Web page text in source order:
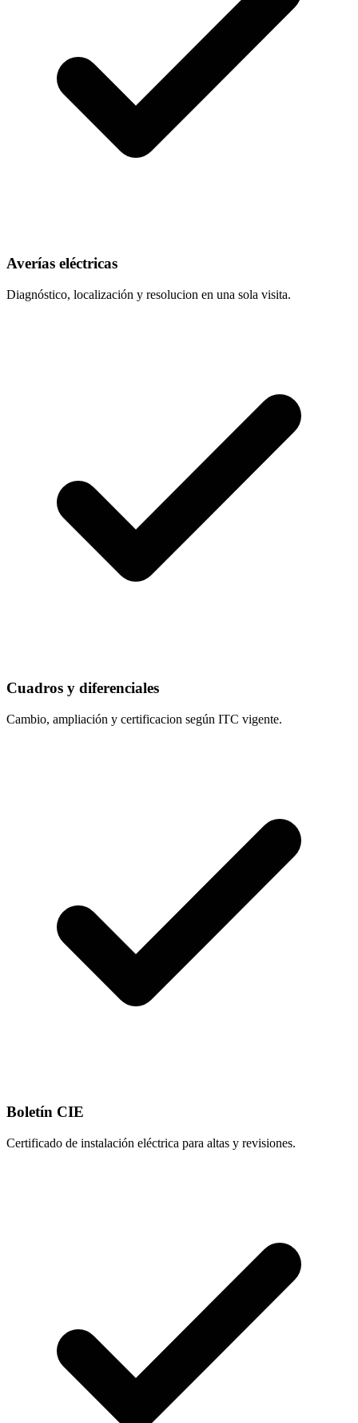
Averías eléctricas
Diagnóstico, localización y resolucion en una sola visita.
Cuadros y diferenciales
Cambio, ampliación y certificacion según ITC vigente.
Boletín CIE
Certificado de instalación eléctrica para altas y revisiones.